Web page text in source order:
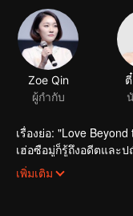
เรื่องย่อ: "Love
เฮ่อซือมู่ก็รู้ถึงอดีตและ
400 ปี ต้านกระแสเวลา
เพิ่มเติม